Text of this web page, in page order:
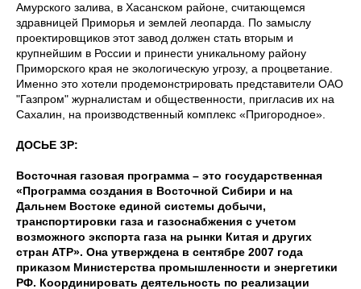
Амурского залива, в Хасанском районе, считающемся
здравницей Приморья и землей леопарда. По замыслу
проектировщиков этот завод должен стать вторым и
крупнейшим в России и принести уникальному району
Приморского края не экологическую угрозу, а процветание.
Именно это хотели продемонстрировать представители ОАО
"Газпром" журналистам и общественности, пригласив их на
Сахалин, на производственный комплекс «Пригородное».
ДОСЬЕ ЗР:
Восточная газовая программа – это государственная
«Программа создания в Восточной Сибири и на
Дальнем Востоке единой системы добычи,
транспортировки газа и газоснабжения с учетом
возможного экспорта газа на рынки Китая и других
стран АТР». Она утверждена в сентябре 2007 года
приказом Министерства промышленности и энергетики
РФ. Координировать деятельность по реализации